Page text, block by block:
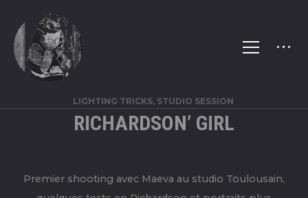
LIGHTING TRICKS, STUDIO SESSION
RICHARDSON’ GIRL
Premier shooting avec Maeva au studio Toulousain,